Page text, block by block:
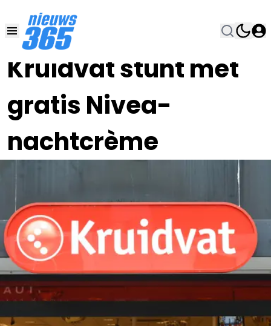
Kruidvat stunt met
gratis Nivea-
nachtcrème
07 JUL , 12:00•